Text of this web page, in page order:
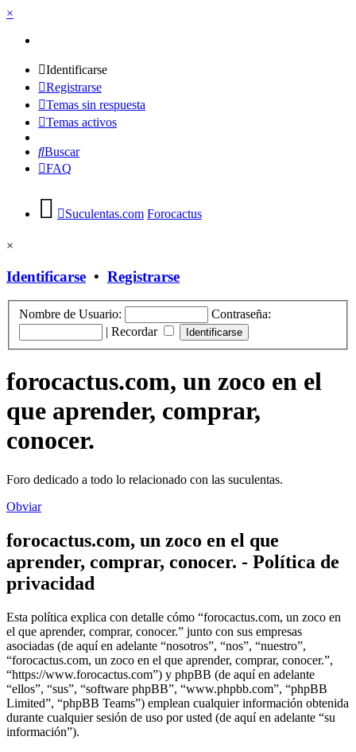
×
Identificarse
Registrarse
Temas sin respuesta
Temas activos
Buscar
FAQ
Suculentas.com Forocactus
×
Identificarse • Registrarse
Nombre de Usuario:
Contraseña:
| Recordar
forocactus.com, un zoco en el
que aprender, comprar,
conocer.
Foro dedicado a todo lo relacionado con las suculentas.
Obviar
forocactus.com, un zoco en el que
aprender, comprar, conocer. - Política de
privacidad
Esta política explica con detalle cómo “forocactus.com, un zoco en
el que aprender, comprar, conocer.” junto con sus empresas
asociadas (de aquí en adelante “nosotros”, “nos”, “nuestro”,
“forocactus.com, un zoco en el que aprender, comprar, conocer.”,
“https://www.forocactus.com”) y phpBB (de aquí en adelante
“ellos”, “sus”, “software phpBB”, “www.phpbb.com”, “phpBB
Limited”, “phpBB Teams”) emplean cualquier información obtenida
durante cualquier sesión de uso por usted (de aquí en adelante “su
información”).